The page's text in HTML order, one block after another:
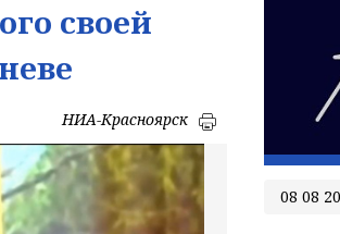
своей
НИА-Красноярск
08 08